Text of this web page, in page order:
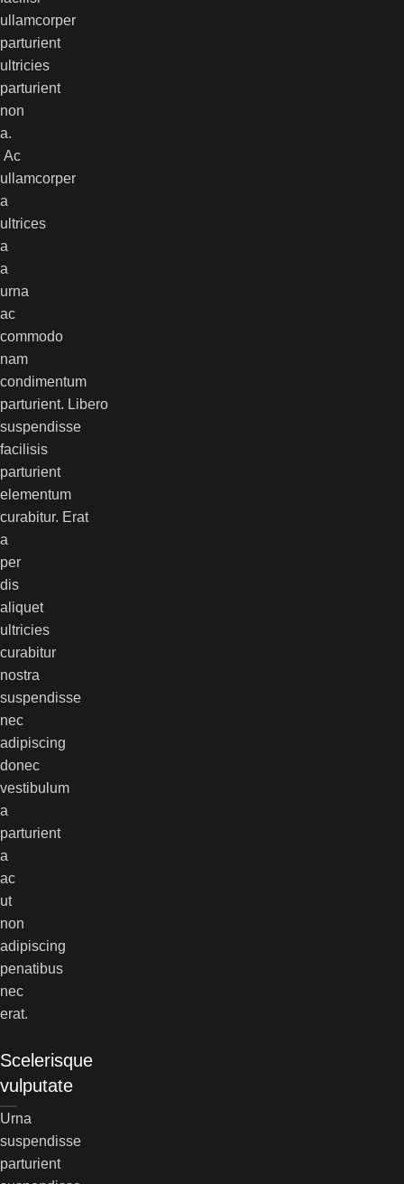
ullamcorper
parturient
ultricies
parturient
non
a.
Ac
ullamcorper
a
ultrices
a
a
urna
ac
commodo
nam
condimentum
parturient. Libero
suspendisse
facilisis
parturient
elementum
curabitur. Erat
a
per
dis
aliquet
ultricies
curabitur
nostra
suspendisse
nec
adipiscing
donec
vestibulum
a
parturient
a
ac
ut
non
adipiscing
penatibus
nec
erat.
Scelerisque
vulputate
Urna
suspendisse
parturient